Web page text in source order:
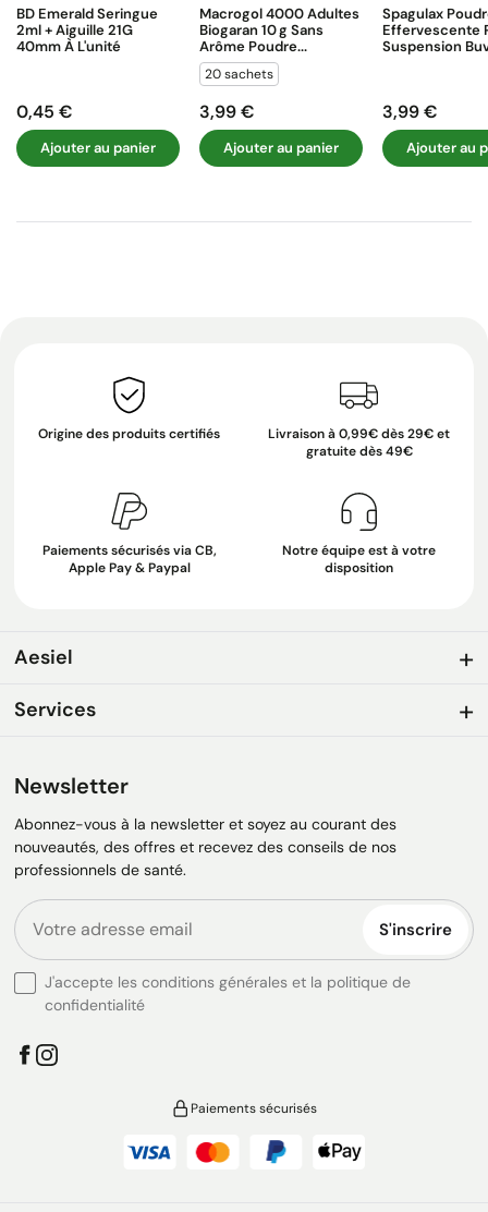
BD Emerald Seringue
2ml + Aiguille 21G
40mm À L'unité
Prix
0,45 €
Ajouter au panier
Macrogol 4000 Adultes
Biogaran 10 G Sans
Arôme Poudre...
20 sachets
Prix
3,99 €
Ajouter au panier
Spagulax
Effervescente
Suspension
Prix
3,99 €
Ajouter au
Origine des produits certifiés
Livraison à 0,99€ dès 29€ et
gratuite dès 49€
Paiements sécurisés via CB,
Apple Pay & Paypal
Notre équipe est à votre
disposition
Aesiel
Services
Newsletter
Abonnez-vous à la newsletter et soyez au courant des
nouveautés, des offres et recevez des conseils de nos
professionnels de santé.
S'inscrire
J'accepte les conditions générales et la politique de
confidentialité
Paiements sécurisés